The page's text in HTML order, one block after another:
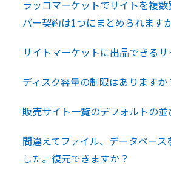
ラッコマーケットでサイトを複
バー契約は1つにまとめられます
サイトマーケットに出品できるサ
ディスク容量の制限はありますか
販売サイト一覧のデフォルトの並
間違えてファイル、データベース
した。復元できますか？